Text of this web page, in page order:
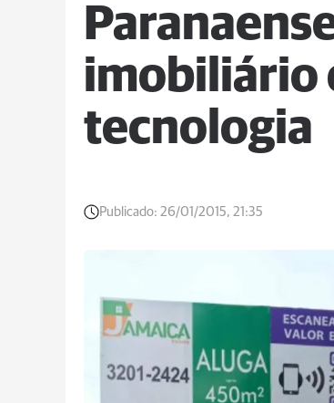
imobiliário
tecnologia
Publicado: 26/01/2015, 21:35